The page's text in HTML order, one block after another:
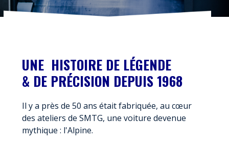
UNE HISTOIRE DE LÉGENDE
& DE PRÉCISION DEPUIS 1968
Il y a près de 50 ans était fabriquée, au cœur
des ateliers de SMTG, une voiture devenue
mythique : l'Alpine.